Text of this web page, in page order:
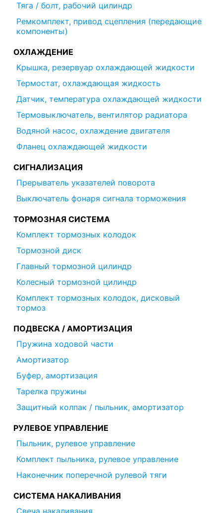
Тяга / болт, рабочий цилиндр
Ремкомплект, привод сцепления (передающие
компоненты)
ОХЛАЖДЕНИЕ
Крышка, резервуар охлаждающей жидкости
Термостат, охлаждающая жидкость
Датчик, температура охлаждающей жидкости
Термовыключатель, вентилятор радиатора
Водяной насос, охлаждение двигателя
Фланец охлаждающей жидкости
СИГНАЛИЗАЦИЯ
Прерыватель указателей поворота
Выключатель фонаря сигнала торможения
ТОРМОЗНАЯ СИСТЕМА
Комплект тормозных колодок
Тормозной диск
Главный тормозной цилиндр
Колесный тормозной цилиндр
Комплект тормозных колодок, дисковый
тормоз
ПОДВЕСКА / АМОРТИЗАЦИЯ
Пружина ходовой части
Амортизатор
Буфер, амортизация
Тарелка пружины
Защитный колпак / пыльник, амортизатор
РУЛЕВОЕ УПРАВЛЕНИЕ
Пыльник, рулевое управление
Комплект пыльника, рулевое управление
Наконечник поперечной рулевой тяги
СИСТЕМА НАКАЛИВАНИЯ
Свеча накаливания